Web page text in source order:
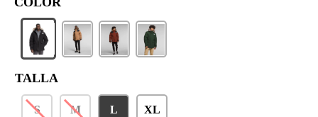
TALLA
S M L XL